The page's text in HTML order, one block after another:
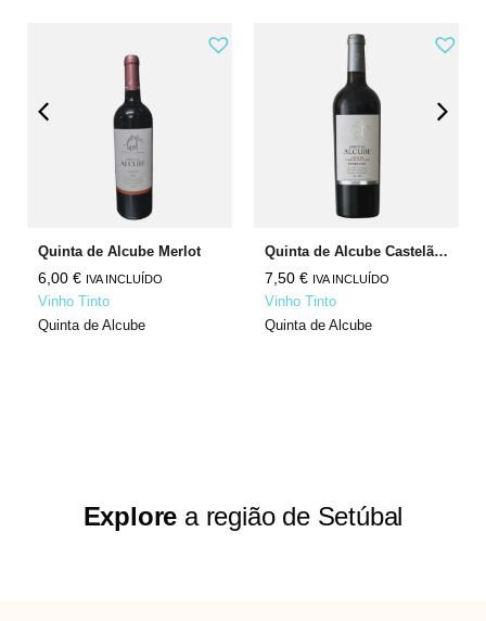
Quinta de Alcube Merlot
6,00 € IVA INCLUÍDO
Vinho Tinto
Quinta de Alcube
Quinta de Alcube Castelão Cabernet Sauvignon
7,50 € IVA INCLUÍDO
Vinho Tinto
Quinta de Alcube
Explore a região de Setúbal